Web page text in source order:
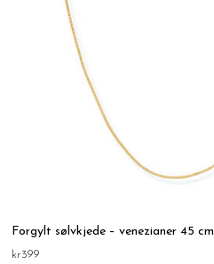
Forgylt sølvkjede – venezianer 45 cm
kr399